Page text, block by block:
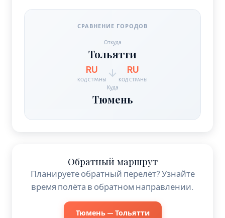
СРАВНЕНИЕ ГОРОДОВ
Откуда
Тольятти
RU
КОД СТРАНЫ
RU
КОД СТРАНЫ
Куда
Тюмень
Обратный маршрут
Планируете обратный перелёт? Узнайте
время полёта в обратном направлении.
Тюмень — Тольятти